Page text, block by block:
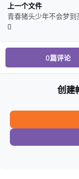
上一个文件
0篇评论
创建